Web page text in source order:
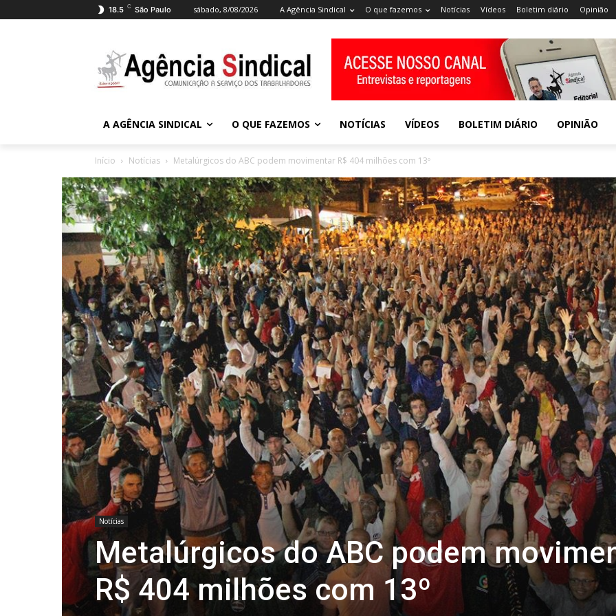
18.5 C São Paulo sábado, 8/08/2026 A Agência Sindical O que fazemos Notícias Vídeos Boletim diário Opinião
A AGÊNCIA SINDICAL O QUE FAZEMOS NOTÍCIAS VÍDEOS BOLETIM DIÁRIO OPINIÃO
Início Notícias Metalúrgicos do ABC podem movimentar R$ 404 milhões com 13º
Notícias
Metalúrgicos do ABC podem
R$ 404 milhões com 13º